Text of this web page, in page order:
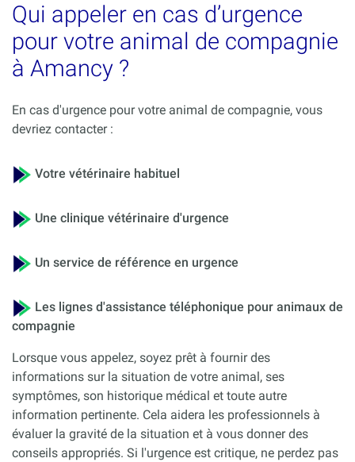
Qui appeler en cas d’urgence
pour votre animal de compagnie
à Amancy ?
En cas d'urgence pour votre animal de compagnie, vous
devriez contacter :
Votre vétérinaire habituel
Une clinique vétérinaire d'urgence
Un service de référence en urgence
Les lignes d'assistance téléphonique pour animaux de
compagnie
Lorsque vous appelez, soyez prêt à fournir des
informations sur la situation de votre animal, ses
symptômes, son historique médical et toute autre
information pertinente. Cela aidera les professionnels à
évaluer la gravité de la situation et à vous donner des
conseils appropriés. Si l'urgence est critique, ne perdez pas